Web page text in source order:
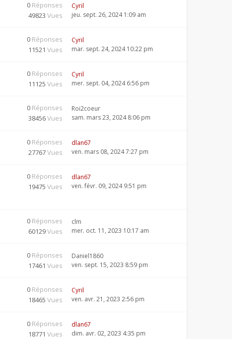
0 Réponses
49823 Vues
Cyril
jeu. sept. 26, 2024 1:09 am
0 Réponses
11521 Vues
Cyril
mar. sept. 24, 2024 10:22 pm
0 Réponses
11125 Vues
Cyril
mer. sept. 04, 2024 6:56 pm
0 Réponses
38456Vues
Roi2coeur
sam. mars 23, 2024 8:06 pm
0 Réponses
27767Vues
dlan67
ven. mars 08, 2024 7:27 pm
0 Réponses
19475 Vues
dlan67
ven. févr. 09, 2024 9:51 pm
0 Réponses
60129Vues
clm
mer. oct. 11, 2023 10:17 am
0 Réponses
17461 Vues
Daniel1860
ven. sept. 15, 2023 8:59 pm
0 Réponses
18465 Vues
Cyril
ven. avr. 21, 2023 2:56 pm
0 Réponses
18771 Vues
dlan67
dim. avr. 02, 2023 4:35 pm